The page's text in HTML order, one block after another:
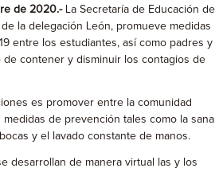
de 2020.- La Secretaría de Educación de
de la delegación León, promueve medidas
entre los estudiantes, así como padres y
de contener y disminuir los contagios de
es promover entre la comunidad
medidas de prevención tales como la sana
y el lavado constante de manos.
desarrollan de manera virtual las y los